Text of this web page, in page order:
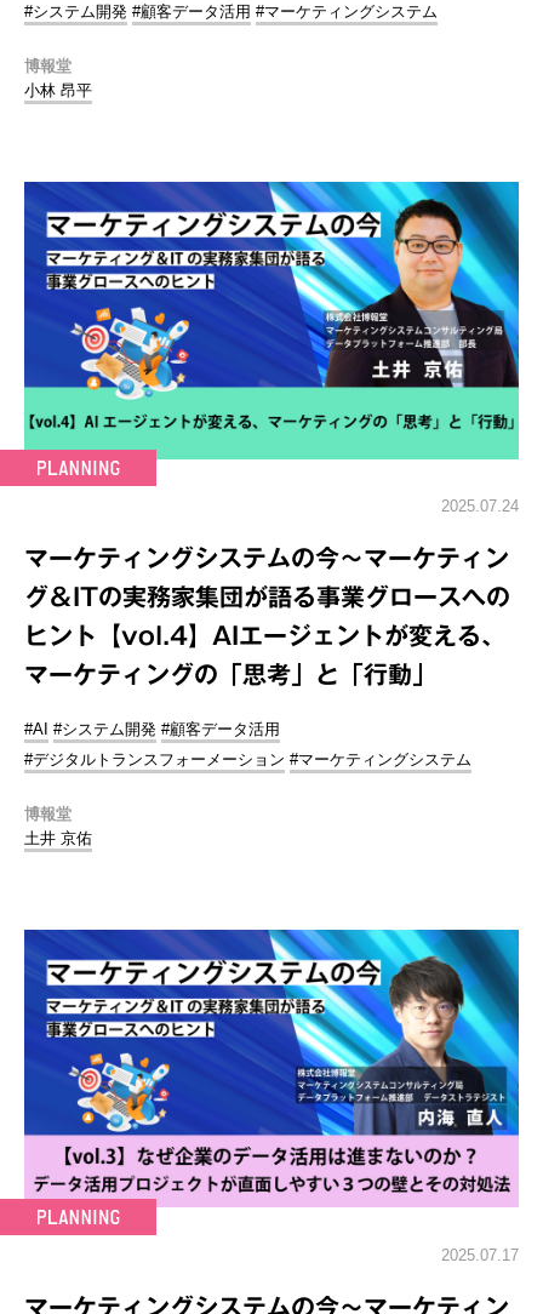
#システム開発 #顧客データ活用 #マーケティングシステム
博報堂
小林 昂平
2025.07.24
マーケティングシステムの今～マーケティン
グ＆ITの実務家集団が語る事業グロースへの
ヒント【vol.4】AIエージェントが変える、
マーケティングの「思考」と「行動」
#AI #システム開発 #顧客データ活用
#デジタルトランスフォーメーション #マーケティングシステム
博報堂
土井 京佑
2025.07.17
マーケティングシステムの今～マーケティン